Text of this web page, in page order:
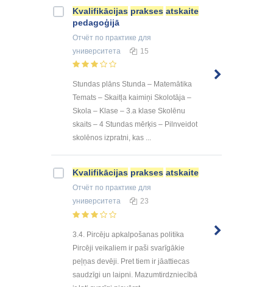
Kvalifikācijas prakses atskaite
pedagoģijā
Отчёт по практике для
университета
15
Stundas plāns Stunda – Matemātika
Temats – Skaitļa kaimiņi Skolotāja –
Skola – Klase – 3.a klase Skolēnu
skaits – 4 Stundas mērķis – Pilnveidot
skolēnos izpratni, kas ...
Kvalifikācijas prakses atskaite
Отчёт по практике для
университета
23
3.4. Pircēju apkalpošanas politika
Pircēji veikaliem ir paši svarīgākie
peļņas devēji. Pret tiem ir jāattiecas
saudzīgi un laipni. Mazumtirdzniecībā